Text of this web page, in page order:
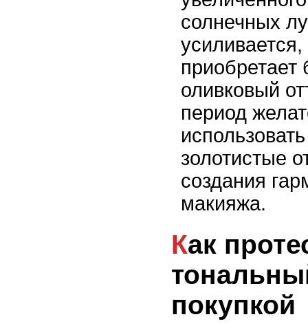
солнечных
оливковый
период
золотистые
создания
макияжа.
Как протестировать
покупкой